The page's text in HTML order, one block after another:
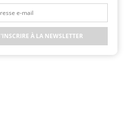
À LA NEWSLETTER